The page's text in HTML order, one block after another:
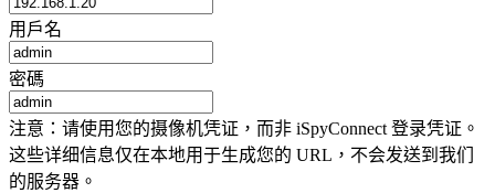
用戶名
密碼
注意：请使用您的摄像机凭证，而非 iSpyConnect 登录凭证。
这些详细信息仅在本地用于生成您的 URL，不会发送到我们
的服务器。